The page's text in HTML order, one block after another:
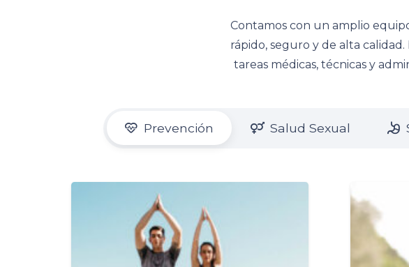
Contamos con un amplio
rápido, seguro y de alta
tareas médicas, técnicas y
Prevención Salud Sexual